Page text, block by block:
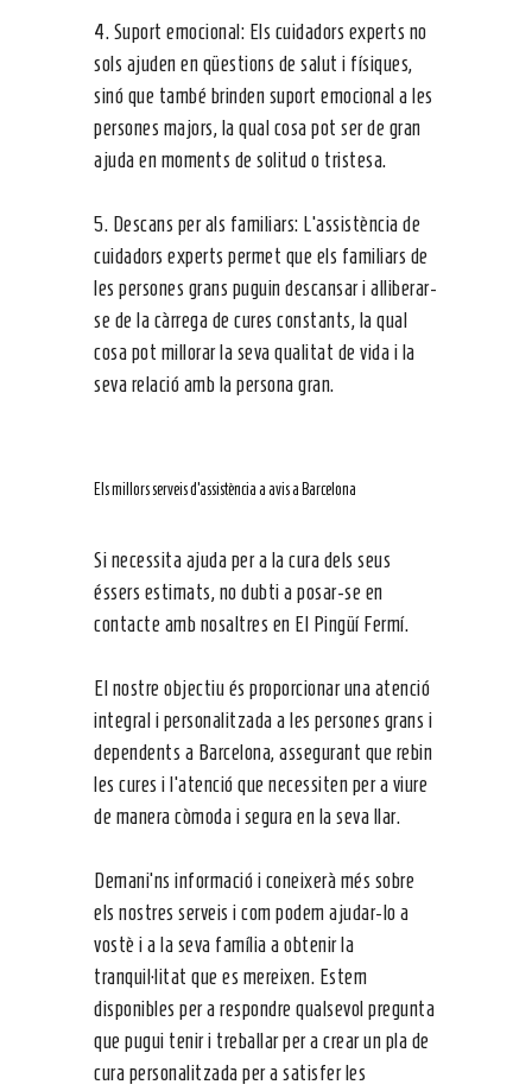
4. Suport emocional: Els cuidadors experts no
sols ajuden en qüestions de salut i físiques,
sinó que també brinden suport emocional a les
persones majors, la qual cosa pot ser de gran
ajuda en moments de solitud o tristesa.
5. Descans per als familiars: L’assistència de
cuidadors experts permet que els familiars de
les persones grans puguin descansar i alliberar-
se de la càrrega de cures constants, la qual
cosa pot millorar la seva qualitat de vida i la
seva relació amb la persona gran.
Els millors serveis d’assistència a avis a Barcelona
Si necessita ajuda per a la cura dels seus
éssers estimats, no dubti a posar-se en
contacte amb nosaltres en El Pingüí Fermí.
El nostre objectiu és proporcionar una atenció
integral i personalitzada a les persones grans i
dependents a Barcelona, assegurant que rebin
les cures i l’atenció que necessiten per a viure
de manera còmoda i segura en la seva llar.
Demani’ns informació i coneixerà més sobre
els nostres serveis i com podem ajudar-lo a
vostè i a la seva família a obtenir la
tranquil·litat que es mereixen. Estem
disponibles per a respondre qualsevol pregunta
que pugui tenir i treballar per a crear un pla de
cura personalitzada per a satisfer les